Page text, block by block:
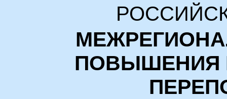
ПОВЫШЕНИЯ